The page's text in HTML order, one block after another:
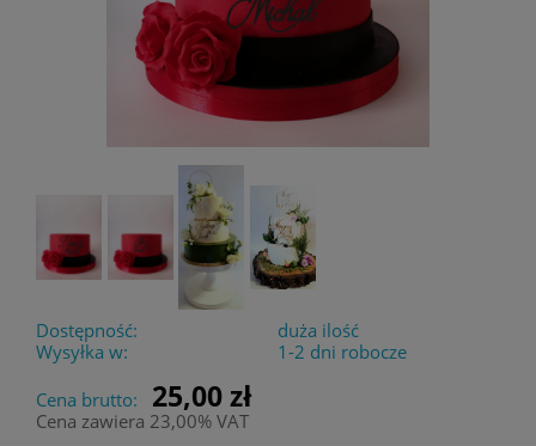
Dostępność:
duża ilość
Wysyłka w:
1-2 dni robocze
Cena brutto:
25,00 zł
Cena zawiera 23,00% VAT